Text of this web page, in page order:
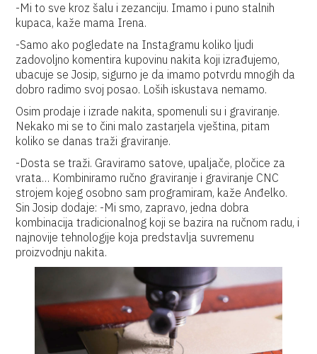
-Mi to sve kroz šalu i zezanciju. Imamo i puno stalnih
kupaca, kaže mama Irena.
-Samo ako pogledate na Instagramu koliko ljudi
zadovoljno komentira kupovinu nakita koji izrađujemo,
ubacuje se Josip, sigurno je da imamo potvrdu mnogih da
dobro radimo svoj posao. Loših iskustava nemamo.
Osim prodaje i izrade nakita, spomenuli su i graviranje.
Nekako mi se to čini malo zastarjela vještina, pitam
koliko se danas traži graviranje.
-Dosta se traži. Graviramo satove, upaljače, pločice za
vrata… Kombiniramo ručno graviranje i graviranje CNC
strojem kojeg osobno sam programiram, kaže Anđelko.
Sin Josip dodaje: -Mi smo, zapravo, jedna dobra
kombinacija tradicionalnog koji se bazira na ručnom radu, i
najnovije tehnologije koja predstavlja suvremenu
proizvodnju nakita.